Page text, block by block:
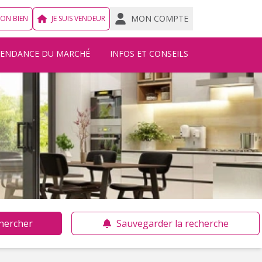
BIEN JE SUIS VENDEUR MON COMPTE
DU MARCHÉ INFOS ET CONSEILS
Sauvegarder la recherche